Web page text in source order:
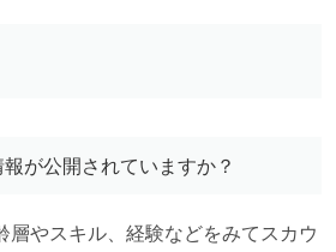
が公開されていますか？
層やスキル、経験などをみてスカウ